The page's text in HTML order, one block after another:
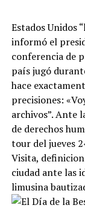
Estados Unidos
informó el
conferencia de
país jugó
hace
precisiones:
archivos”. Ante
de derechos
tour del jueves
Visita,
ciudad ante las
limusina